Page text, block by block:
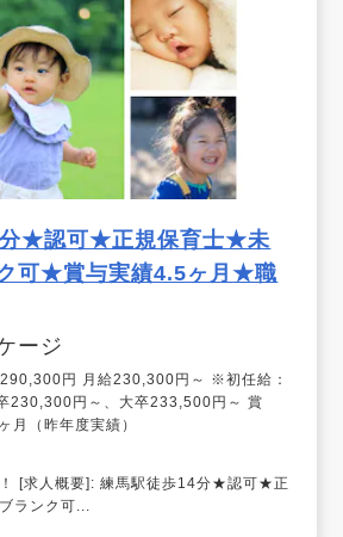
分★認可★正規保育士★未
可★賞与実績4.5ヶ月★職
ージ
円 月給230,300円～ ※初任給：
230,300円～、大卒233,500円～ 賞
月（昨年度実績）
[求人概要]: 練馬駅徒歩14分★認可★正
ランク可...